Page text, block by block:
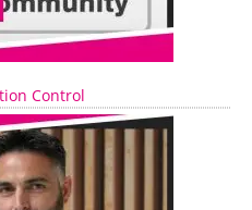
Control